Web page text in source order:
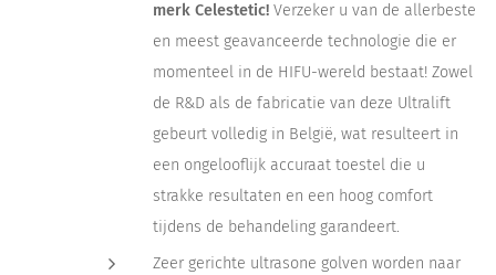
merk Celestetic! Verzeker u van de allerbeste
en meest geavanceerde technologie die er
momenteel in de HIFU-wereld bestaat! Zowel
de R&D als de fabricatie van deze Ultralift
gebeurt volledig in België, wat resulteert in
een ongelooflijk accuraat toestel die u
strakke resultaten en een hoog comfort
tijdens de behandeling garandeert.
Zeer gerichte ultrasone golven worden naar